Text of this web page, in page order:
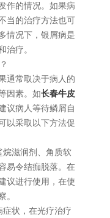
作的情况。如果病
当的治疗方法也可
情况下，银屑病是
治疗。
通常取决于病人的
因素。如长春牛皮
议病人等待鳞屑自
以采取以下方法促
烷滋润剂、角质软
易令结痂脱落。在
议进行使用，在使
。
症状，在光疗治疗